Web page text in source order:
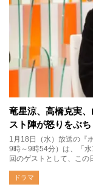
竜星涼、高橋克実
スト陣が怒りをぶ
1月18日（水）放送の
9時～9時54分）は、「
回のゲストとして、こ
ドラマ